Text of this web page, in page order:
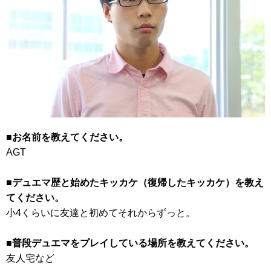
■お名前を教えてください。
AGT
■デュエマ歴と始めたキッカケ（復帰したキッカケ）を教え
てください。
小4くらいに友達と初めてそれからずっと。
■普段デュエマをプレイしている場所を教えてください。
友人宅など